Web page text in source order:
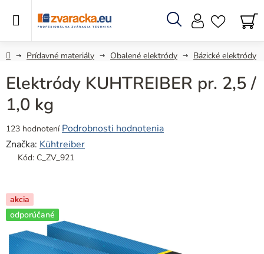
Hľadať
DomovPrídavné materiály Obalené elektródy Bázické elektródy
Elektródy KUHTREIBER pr. 2,5 /
1,0 kg
Priemerné
hodnotenie
produktu
z
5
hviezdičiek.
123 hodnotení Podrobnosti hodnotenia
Značka: Kühtreiber
Kód: C_ZV_921
akcia
odporúčané